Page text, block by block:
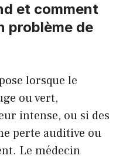
et comment
problème de
lorsque le
ou vert,
intense, ou si des
perte auditive ou
Le médecin